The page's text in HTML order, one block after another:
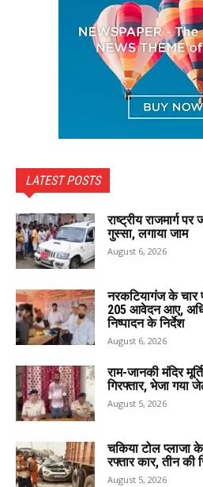
LATEST POSTS
राष्ट्रीय राजमार्ग
गुस्सा, लगाया जाम
August 6, 2026
नरकटियागंज के चार
205 आवेदन आए,
निष्पादन के निर्देश
August 6, 2026
राम-जानकी मंदिर
गिरफ्तार, भेजा गया
August 5, 2026
चकिया टोल
रफ्तार कार, तीन की
August 5, 2026